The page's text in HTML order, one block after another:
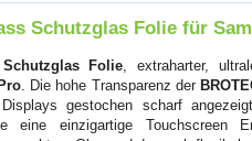
Schutzglas Folie für
Folie, extraharter,
. Die hohe Transparenz der
gestochen scharf
eine einzigartige Touchscreen